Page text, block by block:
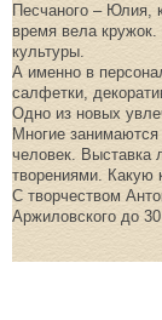
Песчаного – Юлия,
время вела
культуры.
А именно в
салфетки,
Одно из новых
Многие
человек. Выставка
творениями. Какую
С творчеством
Аржиловского до